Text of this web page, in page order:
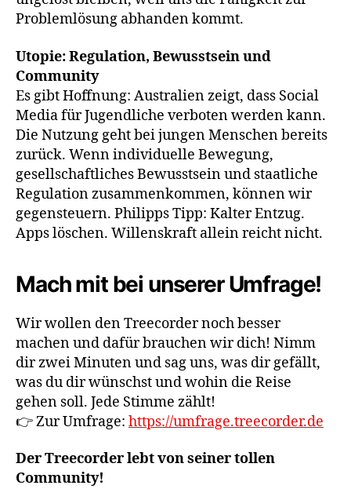
Problemlösung abhanden kommt.
Utopie: Regulation, Bewusstsein und
Community
Es gibt Hoffnung: Australien zeigt, dass Social
Media für Jugendliche verboten werden kann.
Die Nutzung geht bei jungen Menschen bereits
zurück. Wenn individuelle Bewegung,
gesellschaftliches Bewusstsein und staatliche
Regulation zusammenkommen, können wir
gegensteuern. Philipps Tipp: Kalter Entzug.
Apps löschen. Willenskraft allein reicht nicht.
Mach mit bei unserer Umfrage!
Wir wollen den Treecorder noch besser
machen und dafür brauchen wir dich! Nimm
dir zwei Minuten und sag uns, was dir gefällt,
was du dir wünschst und wohin die Reise
gehen soll. Jede Stimme zählt!
👉 Zur Umfrage: https://umfrage.treecorder.de
Der Treecorder lebt von seiner tollen
Community!